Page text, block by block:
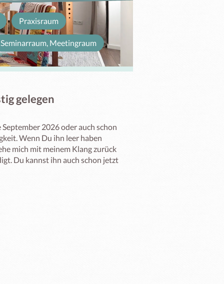
Praxisraum
Seminarraum, Meetingraum
gelegen
2026 oder auch schon
Wenn Du ihn leer haben
mich mit meinem Klang zurück
Du kannst ihn auch schon jetzt